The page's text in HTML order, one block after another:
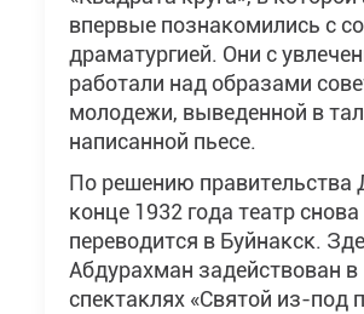
впервые познакомились с
драматургией. Они с
работали над образами
молодежи, выведенной в
написанной пьесе.
По решению правительства
конце 1932 года театр снова
переводится в Буйнакск.
Абдурахман задействован в
спектаклях «Святой из-под